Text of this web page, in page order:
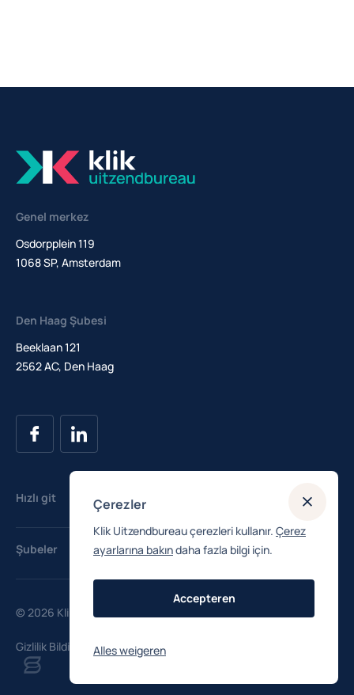
Genel merkez
Osdorpplein 119
1068 SP, Amsterdam
Den Haag Şubesi
Beeklaan 121
2562 AC, Den Haag
Hızlı git
Şubeler
Misafirperverliği
Endüstri
İmalat
© 2026 Klik Uitzendbureau
Gizlilik Bildirimi
Çerezler
Klik Uitzendbureau çerezleri kullanır. Çerez
ayarlarına bakındaha fazla bilgi için.
Accepteren
Alles weigeren